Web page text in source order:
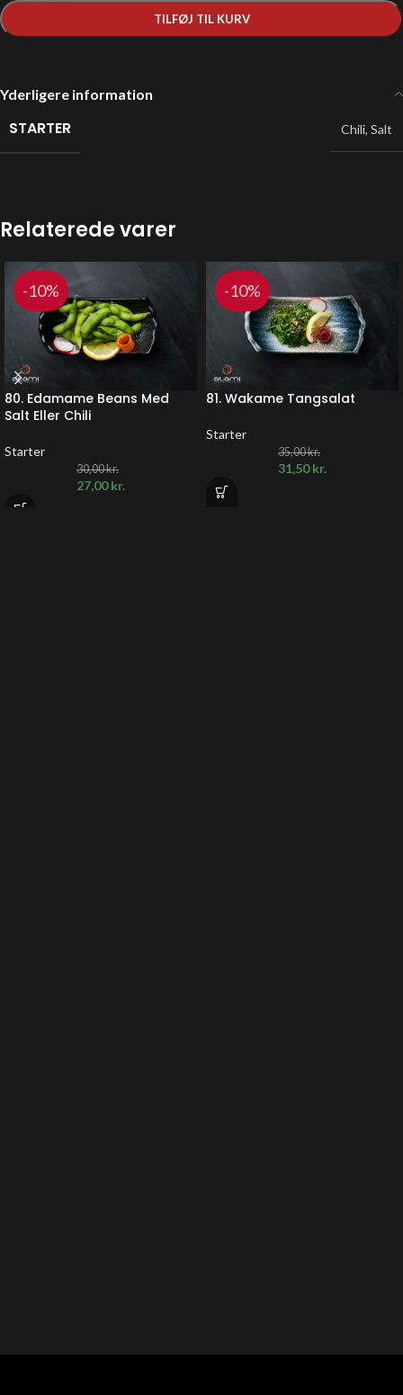
TILFØJ TIL KURV
Yderligere information
STARTER Chili, Salt
Relaterede varer
-10%
80. Edamame Beans Med
Salt Eller Chili
Starter
30,00kr.
27,00kr.
-10%
81. Wakame Tangsalat
Starter
35,00kr.
31,50kr.